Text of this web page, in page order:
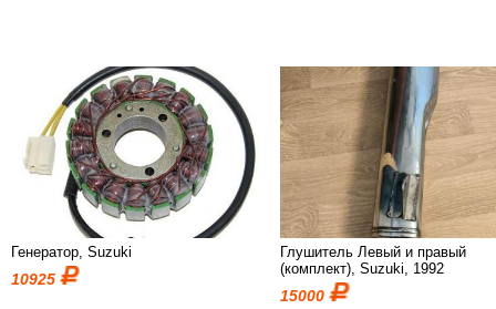
Генератор, Suzuki
10925
Глушитель Левый и правый
(комплект), Suzuki, 1992
15000